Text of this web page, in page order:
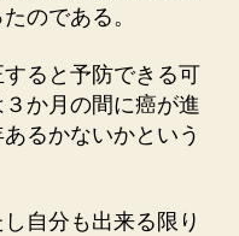
のである。
ると予防できる可
か月の間に癌が進
るかないかという
自分も出来る限り